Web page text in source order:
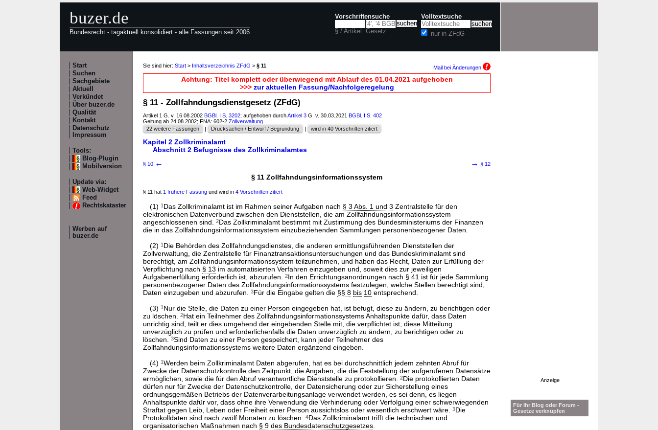
buzer.de
Bundesrecht - tagaktuell konsolidiert - alle Fassungen seit 2006
Vorschriftensuche
§ / Artikel Gesetz
Volltextsuche
nur in ZFdG
Start
Suchen
Sachgebiete
Aktuell
Verkündet
Über buzer.de
Qualität
Kontakt
Datenschutz
Impressum
Tools:
Blog-Plugin
Mobilversion
Update via:
Web-Widget
Feed
Rechtskataster
Werben auf
buzer.de
Sie sind hier: Start > Inhaltsverzeichnis ZFdG > § 11 Mail bei Änderungen
Achtung: Titel komplett oder überwiegend mit Ablauf des 01.04.2021 aufgehoben
>>> zur aktuellen Fassung/Nachfolgeregelung
§ 11 - Zollfahndungsdienstgesetz (ZFdG)
Artikel 1 G. v. 16.08.2002 BGBl. I S. 3202; aufgehoben durchArtikel 3 G. v. 30.03.2021 BGBl. I S. 402
Geltung ab 24.08.2002; FNA: 602-2 Zollverwaltung
22 weitere Fassungen
| Drucksachen / Entwurf / Begründung | wird in 40 Vorschriften zitiert
Kapitel 2 Zollkriminalamt
Abschnitt 2 Befugnisse des Zollkriminalamtes
§ 10 ← → § 12
§ 11 Zollfahndungsinformationssystem
§ 11 hat 1 frühere Fassung und wird in 4 Vorschriften zitiert
(1) 1Das Zollkriminalamt ist im Rahmen seiner Aufgaben nach § 3 Abs. 1 und 3 Zentralstelle für den
elektronischen Datenverbund zwischen den Dienststellen, die am Zollfahndungsinformationssystem
angeschlossenen sind.
2Das Zollkriminalamt bestimmt mit Zustimmung des Bundesministeriums der Finanzen
die in das Zollfahndungsinformationssystem einzubeziehenden Sammlungen personenbezogener Daten.
(2) 1Die Behörden des Zollfahndungsdienstes, die anderen ermittlungsführenden Dienststellen der
Zollverwaltung, die Zentralstelle für Finanztransaktionsuntersuchungen und das Bundeskriminalamt sind
berechtigt, am Zollfahndungsinformationssystem teilzunehmen, und haben das Recht, Daten zur Erfüllung der
Verpflichtung nach § 13 im automatisierten Verfahren einzugeben und, soweit dies zur jeweiligen
Aufgabenerfüllung erforderlich ist, abzurufen.
2In den Errichtungsanordnungen nach § 41 ist für jede Sammlung
personenbezogener Daten des Zollfahndungsinformationssystems festzulegen, welche Stellen berechtigt sind,
Daten einzugeben und abzurufen.
3Für die Eingabe gelten die §§ 8 bis 10 entsprechend.
(3) 1Nur die Stelle, die Daten zu einer Person eingegeben hat, ist befugt, diese zu ändern, zu berichtigen oder
zu löschen.
2Hat ein Teilnehmer des Zollfahndungsinformationssystems Anhaltspunkte dafür, dass Daten
unrichtig sind, teilt er dies umgehend der eingebenden Stelle mit, die verpflichtet ist, diese Mitteilung
unverzüglich zu prüfen und erforderlichenfalls die Daten unverzüglich zu ändern, zu berichtigen oder zu
löschen.
3Sind Daten zu einer Person gespeichert, kann jeder Teilnehmer des
Zollfahndungsinformationssystems weitere Daten ergänzend eingeben.
(4) 1Werden beim Zollkriminalamt Daten abgerufen, hat es bei durchschnittlich jedem zehnten Abruf für
Zwecke der Datenschutzkontrolle den Zeitpunkt, die Angaben, die die Feststellung der aufgerufenen Datensätze
ermöglichen, sowie die für den Abruf verantwortliche Dienststelle zu protokollieren.
2Die protokollierten Daten
dürfen nur für Zwecke der Datenschutzkontrolle, der Datensicherung oder zur Sicherstellung eines
ordnungsgemäßen Betriebs der Datenverarbeitungsanlage verwendet werden, es sei denn, es liegen
Anhaltspunkte dafür vor, dass ohne ihre Verwendung die Verhinderung oder Verfolgung einer schwerwiegenden
Straftat gegen Leib, Leben oder Freiheit einer Person aussichtslos oder wesentlich erschwert wäre.
3Die
Protokolldaten sind nach zwölf Monaten zu löschen.
4Das Zollkriminalamt trifft die technischen und
organisatorischen Maßnahmen nach § 9 des Bundesdatenschutzgesetzes
Anzeige
Für Ihr Blog oder Forum -
Gesetze verknüpfen